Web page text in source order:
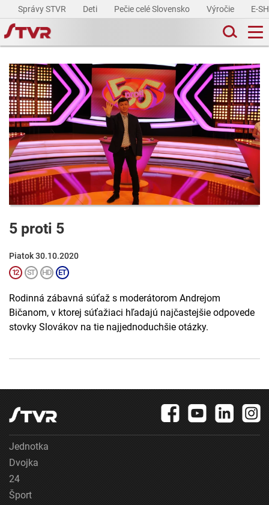
Správy STVR Deti Pečie celé Slovensko Výročie E-
5 proti 5
Piatok 30.10.2020
Rodinná zábavná súťaž s moderátorom Andrejom
Bičanom, v ktorej súťažiaci hľadajú najčastejšie odpovede
stovky Slovákov na tie najjednoduchšie otázky.
Jednotka
Dvojka
24
Šport